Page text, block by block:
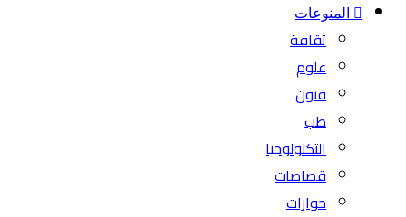
المنوعات
ثقافة
علوم
فنون
طب
التكنولوجيا
قصاصات
حوارات